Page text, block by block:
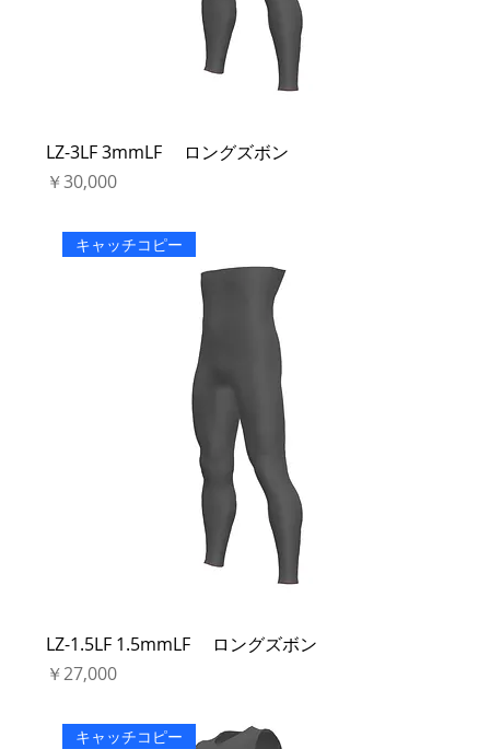
LZ-3LF 3mmLF ロングズボン
価格
￥30,000
キャッチコピー
LZ-1.5LF 1.5mmLF ロングズボン
価格
￥27,000
キャッチコピー